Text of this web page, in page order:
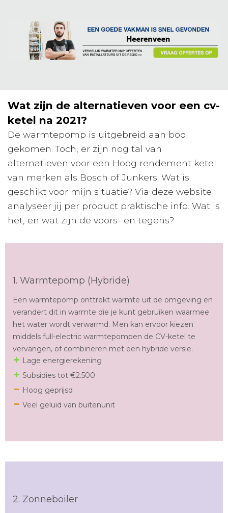
Wat zijn de alternatieven voor een cv-
ketel na 2021?
De warmtepomp is uitgebreid aan bod
gekomen. Toch, er zijn nog tal van
alternatieven voor een Hoog rendement ketel
van merken als Bosch of Junkers. Wat is
geschikt voor mijn situatie? Via deze website
analyseer jij per product praktische info. Wat is
het, en wat zijn de voors- en tegens?
1. Warmtepomp (Hybride)
Een warmtepomp onttrekt warmte uit de omgeving en
verandert dit in warmte die je kunt gebruiken waarmee
het water wordt verwarmd. Men kan ervoor kiezen
middels full-electric warmtepompen de CV-ketel te
vervangen, of combineren met een hybride versie.
Lage energierekening
Subsidies tot €2.500
Hoog geprijsd
Veel geluid van buitenunit
2. Zonneboiler